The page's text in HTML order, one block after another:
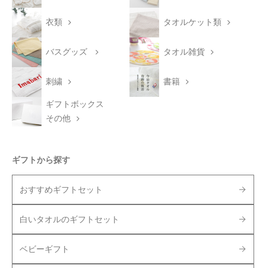
衣類 タオルケット類
バスグッズ タオル雑貨
刺繍 書籍
ギフトボックス
その他
ギフトから探す
おすすめギフトセット
白いタオルのギフトセット
ベビーギフト